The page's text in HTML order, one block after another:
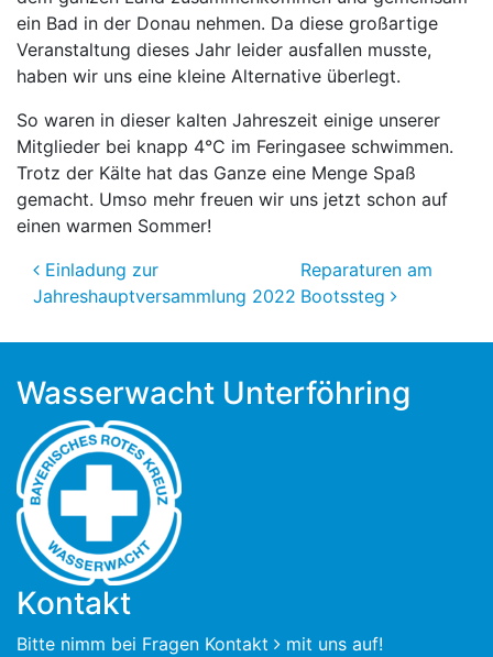
ein Bad in der Donau nehmen. Da diese großartige
Veranstaltung dieses Jahr leider ausfallen musste,
haben wir uns eine kleine Alternative überlegt.
So waren in dieser kalten Jahreszeit einige unserer
Mitglieder bei knapp 4°C im Feringasee schwimmen.
Trotz der Kälte hat das Ganze eine Menge Spaß
gemacht. Umso mehr freuen wir uns jetzt schon auf
einen warmen Sommer!
Beitragsnavigation
Einladung zur
Jahreshauptversammlung 2022
Reparaturen am
Bootssteg
Wasserwacht Unterföhring
Kontakt
Bitte nimm bei Fragen Kontakt
mit uns auf!